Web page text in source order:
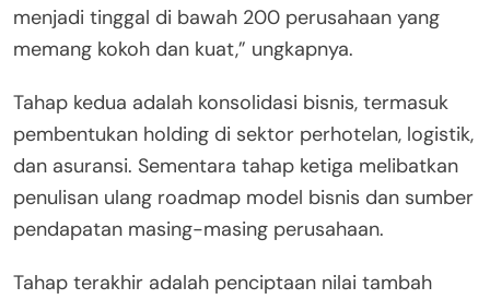
menjadi tinggal di bawah 200 perusahaan yang
memang kokoh dan kuat,” ungkapnya.
Tahap kedua adalah konsolidasi bisnis, termasuk
pembentukan holding di sektor perhotelan, logistik,
dan asuransi. Sementara tahap ketiga melibatkan
penulisan ulang roadmap model bisnis dan sumber
pendapatan masing-masing perusahaan.
Tahap terakhir adalah penciptaan nilai tambah